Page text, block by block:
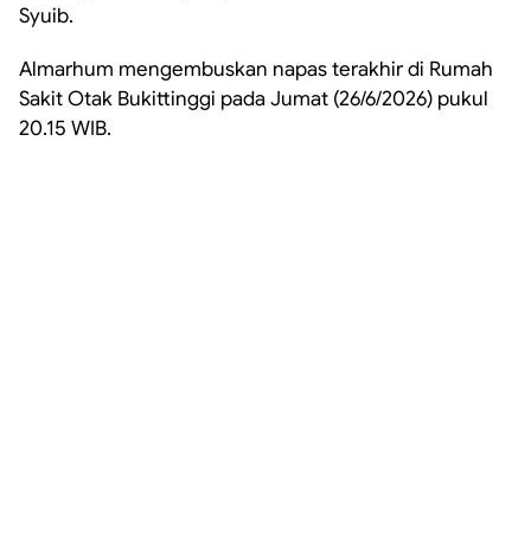
Syuib.
Almarhum mengembuskan napas terakhir di Rumah
Sakit Otak Bukittinggi pada Jumat (26/6/2026) pukul
20.15 WIB.